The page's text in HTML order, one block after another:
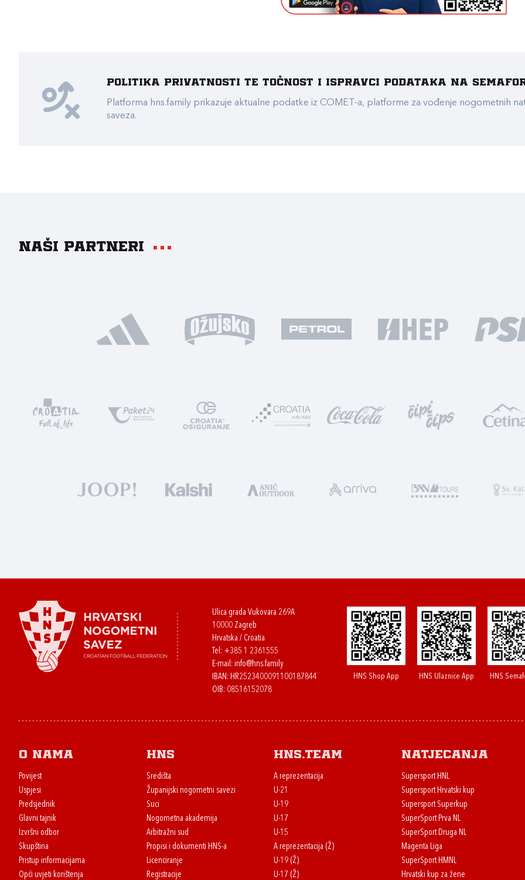
Politika privatnosti te točnost i ispravci podataka na
Platforma hns.family prikazuje aktualne podatke iz COMET-a, platforme za vođenje nogometnih
saveza.
Naši partneri
Ulica grada Vukovara 269A
10000 Zagreb
Hrvatska / Croatia
Tel: +385 1 2361555
E-mail: info@hns.family
IBAN: HR2523400091100187844
OIB: 08516152078
HNS Shop App HNS Ulaznice App HNS
O nama
Povijest
Uspjesi
Predsjednik
Glavni tajnik
Izvršni odbor
Skupština
Pristup informacijama
Opći uvjeti korištenja
HNS
Središta
Županijski nogometni savezi
Suci
Nogometna akademija
Arbitražni sud
Propisi i dokumenti HNS-a
Licenciranje
Registracije
HNS.team
A reprezentacija
U-21
U-19
U-17
U-15
A reprezentacija (Ž)
U-19 (Ž)
U-17 (Ž)
Natjecanja
Supersport HNL
Supersport Hrvatski kup
Supersport Superkup
SuperSport Prva NL
SuperSport Druga NL
Magenta Liga
SuperSport HMNL
Hrvatski kup za žene